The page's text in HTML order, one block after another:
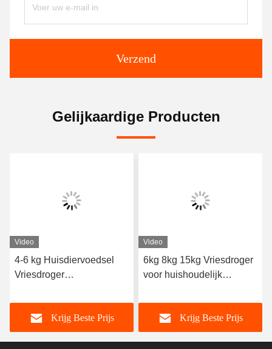
Verzend
Gelijkaardige Producten
Video
4-6 kg Huisdiervoedsel
Vriesdroger
tot 50°C
Krijg Beste Prijs
Video
6kg 8kg 15kg Vriesdroger
voor huishoudelijk
Krijg Beste Prijs